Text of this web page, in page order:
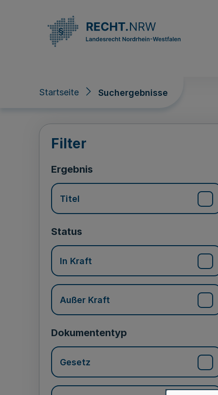
Startseite Suchergebnisse
Suchergebnisse
Filter
Ergebnis
Titel
Status
In Kraft
Außer Kraft
Dokumententyp
Gesetz